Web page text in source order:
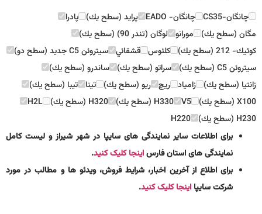
چانگان-CS35
چانگان- EADO پرايد (سطح يك) پادرا
مگان (سطح يك) مورانو لوگان (تندر 90) (سطح يك)
كوئيك- 212 (سطح يك)
كلئوس قشقائي سيتروئن C5 جديد (سطح دو)
سيتروئن C5 (سطح يك)
سراتو (سطح يك) ساندرو (سطح يك)
زانتيا (سطح يك) زامياد ريچ ريو (سطح يك) تينا تيبا (سطح يك)
X100 (سطح يك)
V5 H330 (سطح يك) H320 (سطح يك)
H2L
H230 (سطح يك)
H220
برای اطلاعات سایر نمایندگی های سایپا در شهر شیراز و لیست کامل
نمایندگی های استان فارساینجا کلیک کنید.
برای اطلاع از آخرین اخبار، شرایط فروش، ویدئو ها و مطالب در مورد
شرکت سایپااینجا کلیک کنید.